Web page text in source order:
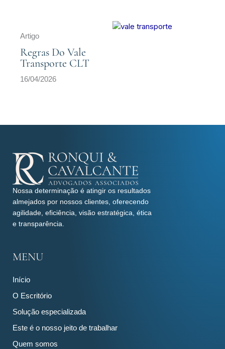
Artigo
Regras Do Vale
Transporte CLT
16/04/2026
Nossa determinação é atingir os resultados
almejados por nossos clientes, oferecendo
agilidade, eficiência, visão estratégica, ética
e transparência.
MENU
Início
O Escritório
Solução especializada
Este é o nosso jeito de trabalhar
Quem somos